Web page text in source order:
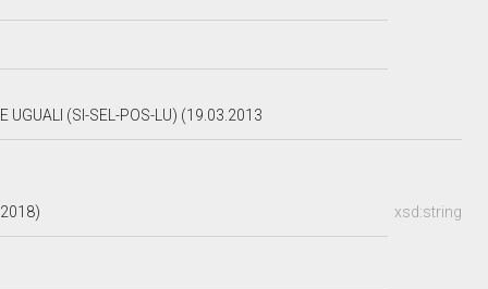
UGUALI (SI-SEL-POS-LU) (19.03.2013
xsd:string